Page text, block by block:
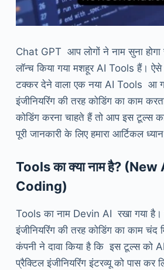
Chat GPT आप लोगों ने नाम सुना होगा
लॉन्च किया गया मशहूर AI Tools हैं।
टक्कर देने वाला एक नया AI Tools आ
इंजीनियरिंग की तरह कोडिंग का काम
कोडिंग करना चाहते हैं तो आप इस टूल्स
पूरी जानकारी के लिए हमारा आर्टिकल
Tools का क्या नाम है?(New
Coding)
Tools का नाम Devin AI रखा गया है।
इंजीनियरिंग की तरह कोडिंग का काम
कंपनी ने दावा किया है कि इस टूल्स को
प्रैक्टिल इंजीनियरिंग इंटरव्यू को पास कर